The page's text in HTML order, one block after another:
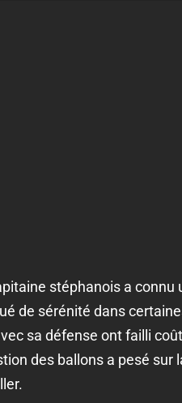
stéphanois a connu
de sérénité dans
sa défense ont failli
des ballons a pesé